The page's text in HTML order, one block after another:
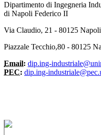
Dipartimento di Ingegneria
di Napoli Federico II
Via Claudio, 21 - 80125
Piazzale Tecchio,80 - 80125
Email: dip.ing-
PEC: dip.ing-